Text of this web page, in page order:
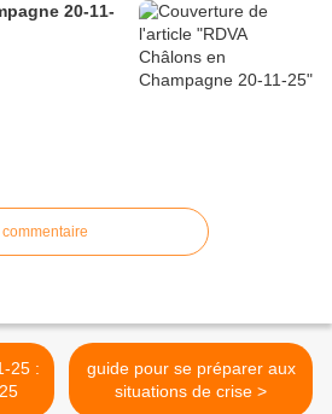
20-11-
guide pour se préparer aux
situations de crise >